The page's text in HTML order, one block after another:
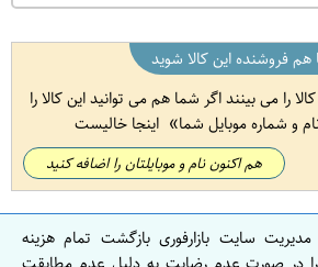
فروشنده این کالا شوید
را می بینند اگر شما هم می توانید این کالا را
و شماره موبایل شما اینجا خالیست
هم اکنون نام و موبایلتان را اضافه کنید
مدیریت سایت بازارفوری بازگشت تمام هزینه